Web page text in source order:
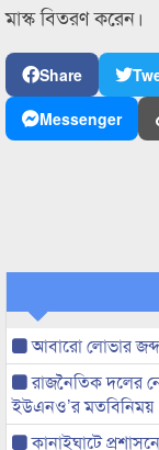
মাস্ক বিতরণ করেন।
Share
Messenger
আবারো লোভার
রাজনৈতিক দলের
ইউএনও’র মতবিনিময়
কানাইঘাটে